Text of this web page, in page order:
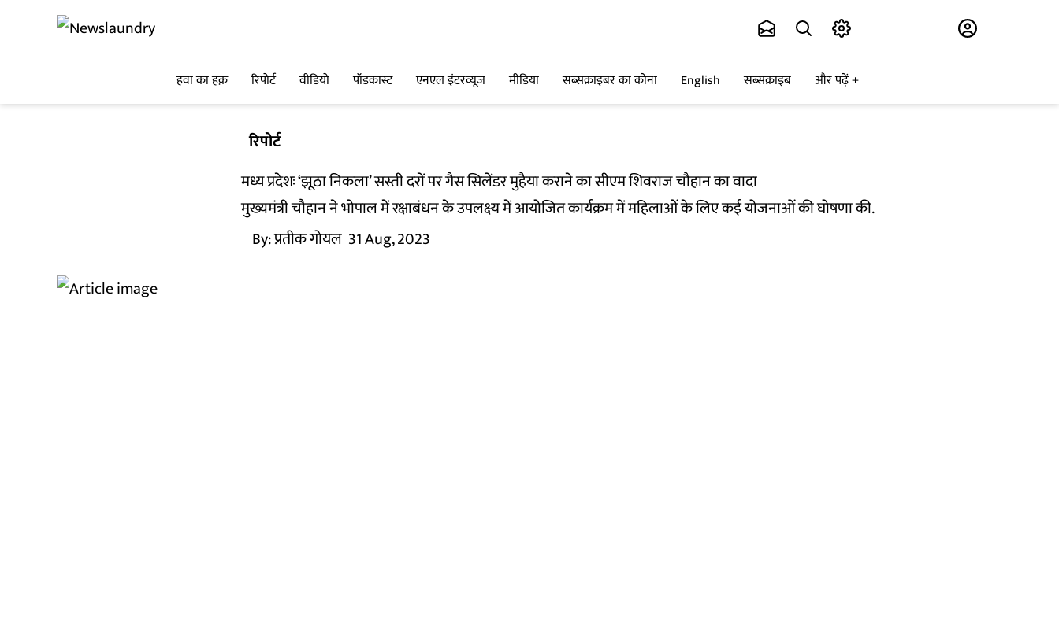
हवा का हक़ रिपोर्ट वीडियो पॉडकास्ट एनएल इंटरव्यूज मीडिया सब्सक्राइबर का कोना English सब्सक्राइब और पढ़ें
रिपोर्ट
मध्य प्रदेशः ‘झूठा निकला’ सस्ती दरों पर गैस सिलेंडर मुहैया कराने का सीएम शिवराज चौहान का वादा
मुख्यमंत्री चौहान ने भोपाल में रक्षाबंधन के उपलक्ष्य में आयोजित कार्यक्रम में महिलाओं के लिए कई योजनाओं की घोषणा की.
By:प्रतीक गोयल 31 Aug, 2023